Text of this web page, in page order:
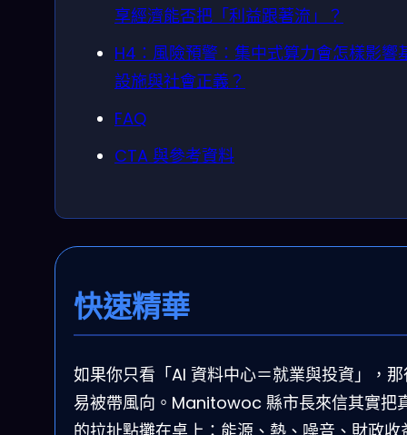
享經濟能否把「利益跟著流」？
H4：風險預警：集中式算力會怎樣影響
設施與社會正義？
FAQ
CTA 與參考資料
快速精華
如果你只看「AI 資料中心＝就業與投資」，
易被帶風向。Manitowoc 縣市長來信其實把